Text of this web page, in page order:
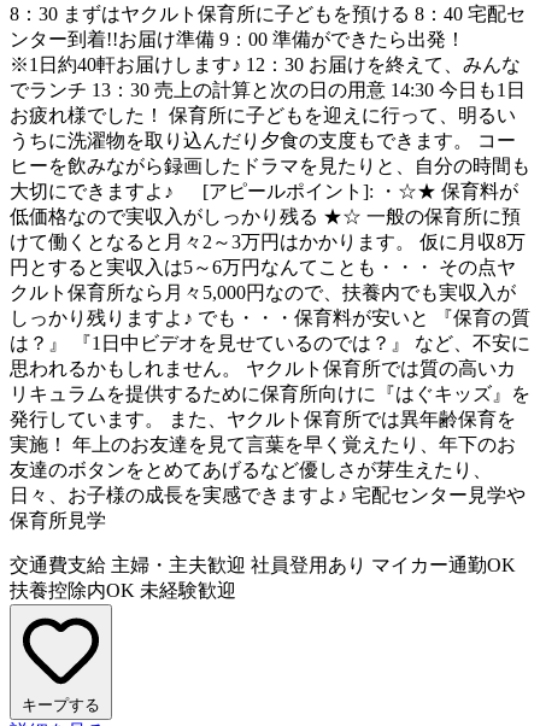
8：30 まずはヤクルト保育所に子どもを預ける 8：40 宅配セ
ンター到着!!お届け準備 9：00 準備ができたら出発！
※1日約40軒お届けします♪ 12：30 お届けを終えて、みんな
でランチ 13：30 売上の計算と次の日の用意 14:30 今日も1日
お疲れ様でした！ 保育所に子どもを迎えに行って、明るい
うちに洗濯物を取り込んだり夕食の支度もできます。 コー
ヒーを飲みながら録画したドラマを見たりと、自分の時間も
大切にできますよ♪ [アピールポイント]: ・☆★ 保育料が
低価格なので実収入がしっかり残る ★☆ 一般の保育所に預
けて働くとなると月々2～3万円はかかります。 仮に月収8万
円とすると実収入は5～6万円なんてことも・・・ その点ヤ
クルト保育所なら月々5,000円なので、扶養内でも実収入が
しっかり残りますよ♪ でも・・・保育料が安いと 『保育の質
は？』 『1日中ビデオを見せているのでは？』 など、不安に
思われるかもしれません。 ヤクルト保育所では質の高いカ
リキュラムを提供するために保育所向けに『はぐキッズ』を
発行しています。 また、ヤクルト保育所では異年齢保育を
実施！ 年上のお友達を見て言葉を早く覚えたり、年下のお
友達のボタンをとめてあげるなど優しさが芽生えたり、
日々、お子様の成長を実感できますよ♪ 宅配センター見学や
保育所見学
交通費支給 主婦・主夫歓迎 社員登用あり マイカー通勤OK
扶養控除内OK 未経験歓迎
キープする